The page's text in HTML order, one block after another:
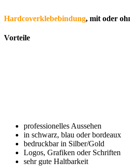
Hardcoverklebebindung, mit oder
Vorteile
professionelles Aussehen
in schwarz, blau oder bordeaux
bedruckbar in Silber/Gold
Logos, Grafiken oder Schriften
sehr gute Haltbarkeit